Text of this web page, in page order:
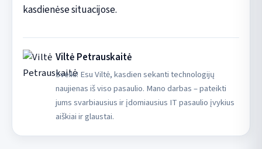
kasdienėse situacijose.
Viltė Petrauskaitė
Sveiki! Esu Viltė, kasdien sekanti technologijų
naujienas iš viso pasaulio. Mano darbas – pateikti
jums svarbiausius ir įdomiausius IT pasaulio įvykius
aiškiai ir glaustai.